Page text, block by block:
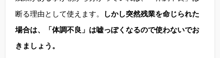
断る理由として使えます。
しかし突然残業を命じられた
場合は、「体調不良」は嘘っぽくなるので使わないでお
きましょう。